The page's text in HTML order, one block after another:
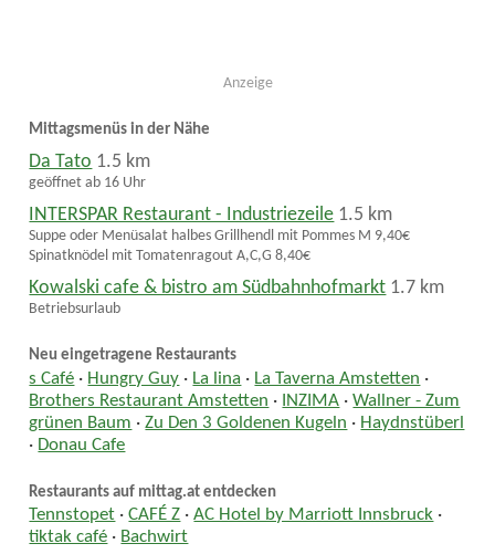
Anzeige
Mittagsmenüs in der Nähe
Da Tato 1.5 km
geöffnet ab 16 Uhr
INTERSPAR Restaurant - Industriezeile 1.5 km
Suppe oder Menüsalat halbes Grillhendl mit Pommes M 9,40€
Spinatknödel mit Tomatenragout A,C,G 8,40€
Kowalski cafe & bistro am Südbahnhofmarkt 1.7 km
Betriebsurlaub
Neu eingetragene Restaurants
s Café · Hungry Guy · La lina · La Taverna Amstetten ·
Brothers Restaurant Amstetten · INZIMA ·Wallner - Zum
grünen Baum ·Zu Den 3 Goldenen Kugeln · Haydnstüberl
· Donau Cafe
Restaurants auf mittag.at entdecken
Tennstopet ·CAFÉ Z ·AC Hotel by Marriott Innsbruck ·
tiktak café · Bachwirt